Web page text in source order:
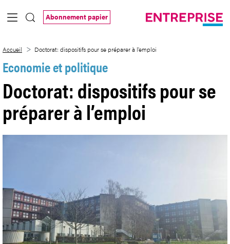
Saut au contenu principal
Abonnement papier
Accueil Doctorat: dispositifs pour se préparer à l’emploi
Economie et politique
Doctorat: dispositifs pour se
préparer à l’emploi